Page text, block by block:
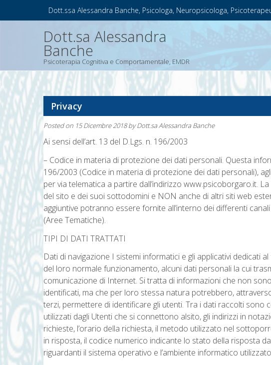
to
Dott.ssa Alessandra Banche, Psicologa, Neuropsicologa,
Dott.sa Alessandra
Banche
Psicoterapia Cognitiva e Comportamentale, EMDR
Privacy
Posted on 15 Dicembre 2018byDott.sa Alessandra Banche
Ai sensi dell’art. 13 del D.Lgs. n. 196/2003
– Codice in materia di protezione dei dati personali. Questa
196/2003 (Codice in materia di protezione dei dati personali),
per via telematica a partire dall’indirizzo www.psicoborgaro.it.
del sito e dei suoi sottodomini e NON anche di altri siti web
aggiuntive potranno essere fornite all’interno dei differenti
(Aree Tematiche).
TIPI DI DATI TRATTATI
Dati di navigazione I sistemi informatici e gli applicativi dedicati
del loro normale funzionamento, alcuni dati personali la cui
comunicazione di Internet. Si tratta di informazioni che non
identificati, ma che per loro stessa natura potrebbero,
terzi, permettere di identificare gli utenti. Tra i dati raccolti sono
utilizzati dagli Utenti che si connettono alsito, gli indirizzi in
richieste, l’orario della richiesta, il metodo utilizzato nel
in risposta, il codice numerico indicante lo stato della risposta
riguardanti il sistema operativo e l’ambiente informatico utilizzato